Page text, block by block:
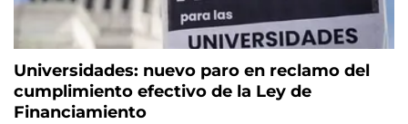
Universidades: nuevo paro en reclamo del
cumplimiento efectivo de la Ley de
Financiamiento